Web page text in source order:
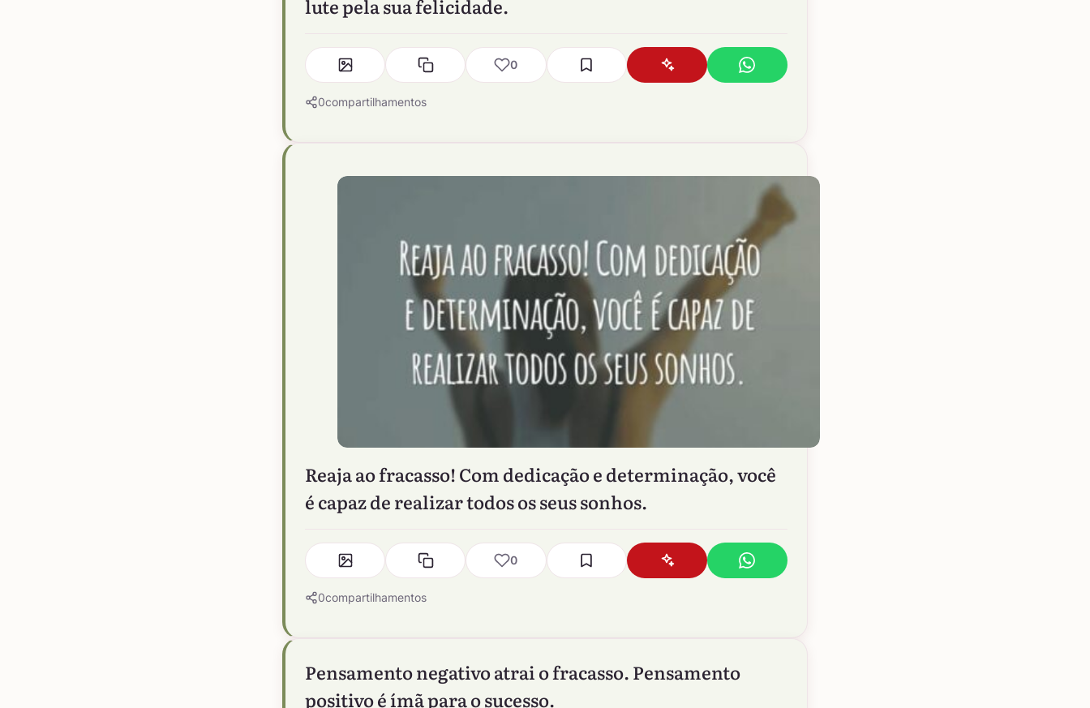
lute pela sua felicidade.
0
0compartilhamentos
Reaja ao fracasso! Com dedicação e determinação, você
é capaz de realizar todos os seus sonhos.
0
0compartilhamentos
Pensamento negativo atrai o fracasso. Pensamento
positivo é ímã para o sucesso.